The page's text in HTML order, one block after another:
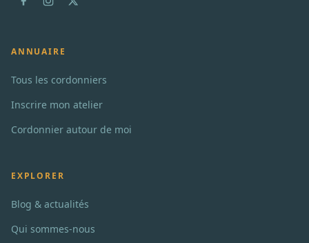
ANNUAIRE
Tous les cordonniers
Inscrire mon atelier
Cordonnier autour de moi
EXPLORER
Blog & actualités
Qui sommes-nous